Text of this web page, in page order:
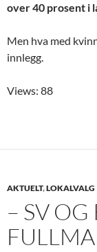
over 40 prosent i
Men hva med
innlegg.
Views: 88
AKTUELT,LOKALVALG
– SV